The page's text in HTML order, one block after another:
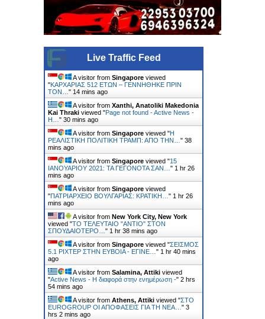
Live Traffic Feed
A visitor from Singapore viewed
"ΚΑΡΧΑΡΙΑΣ 512 ΕΤΩΝ – ΓΕΝΝΗΘΗΚΕ ΠΡΙΝ
ΤΟΝ… " 14 mins ago
A visitor from Xanthi, Anatoliki Makedonia
Kai Thraki viewed "Page not found - Active News -
Η… " 30 mins ago
A visitor from Singapore viewed "Η
ΡΕΑΛΙΣΤΙΚΗ ΠΟΛΙΤΙΚΗ ΤΡΑΜΠ: ΑΠΟ ΤΗΝ… " 38
mins ago
A visitor from Singapore viewed "15
ΙΑΝΟΥΑΡΙΟΥ 2021: ΤΑ ΓΕΓΟΝΟΤΑ ΣΑΝ… " 1 hr 26
mins ago
A visitor from Singapore viewed
"ΠΑΤΡΙΑΡΧΕΙΟ ΒΟΥΛΓΑΡΙΑΣ: ΚΡΑΤΙΚΗ… " 1 hr 26
mins ago
A visitor from New York City, New York
viewed "ΤΟ ΤΕΛΕΥΤΑΙΟ "ΑΝΤΙΟ" ΣΤΟΝ
ΣΠΟΥΔΑΙΟΤΕΡΟ… " 1 hr 38 mins ago
A visitor from Singapore viewed "ΣΕΙΣΜΟΣ
5.1 ΡΙΧΤΕΡ ΣΤΗΝ ΕΥΒΟΙΑ - ΕΓΙΝΕ… " 1 hr 40 mins
ago
A visitor from Salamina, Attiki viewed
"Active News - Η διαφορά στην ενημέρωση -" 2 hrs
54 mins ago
A visitor from Athens, Attiki viewed "ΣΤΟ
EUROGROUP ΟΙ ΑΠΟΦΑΣΕΙΣ ΓΙΑ ΤΗ ΝΕΑ… " 3
hrs 2 mins ago